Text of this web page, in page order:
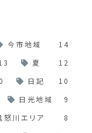
今市地域
14
夏
12
日記
10
日光地域
9
怒川エリア
8